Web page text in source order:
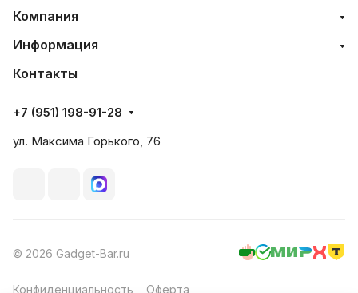
Компания
Информация
Контакты
+7 (951) 198-91-28
ул. Максима Горького, 76
© 2026 Gadget-Bar.ru
Конфиденциальность Оферта